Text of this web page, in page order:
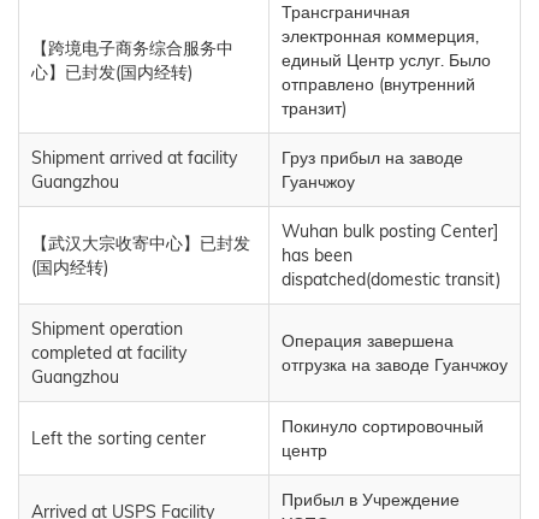
【跨境电子商务综合服务中
心】已封发(国内经转)
Трансграничная
электронная коммерция,
единый Центр услуг. Было
отправлено (внутренний
транзит)
Shipment arrived at facility
Guangzhou
Груз прибыл на заводе
Гуанчжоу
【武汉大宗收寄中心】已封发
(国内经转)
Wuhan bulk posting Center]
has been
dispatched(domestic transit)
Shipment operation
completed at facility
Guangzhou
Операция завершена
отгрузка на заводе Гуанчжоу
Left the sorting center
Покинуло сортировочный
центр
Arrived at USPS Facility
Прибыл в Учреждение